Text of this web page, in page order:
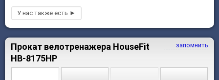
запомнить
Прокат велотренажера HouseFit
HB-8175HP